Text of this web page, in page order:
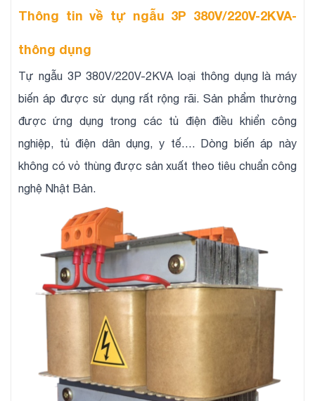
Thông tin về tự ngẫu 3P 380V/220V-2KVA-
thông dụng
Tự ngẫu 3P 380V/220V-2KVA loại thông dụng là máy
biến áp được sử dụng rất rộng rãi. Sản phẩm thường
được ứng dụng trong các tủ điện điều khiển công
nghiệp, tủ điện dân dụng, y tế…. Dòng biến áp này
không có vỏ thùng được sản xuất theo tiêu chuẩn công
nghệ Nhật Bản.